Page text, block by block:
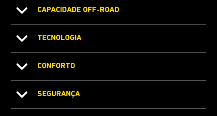
CAPACIDADE OFF-ROAD
TECNOLOGIA
CONFORTO
SEGURANÇA